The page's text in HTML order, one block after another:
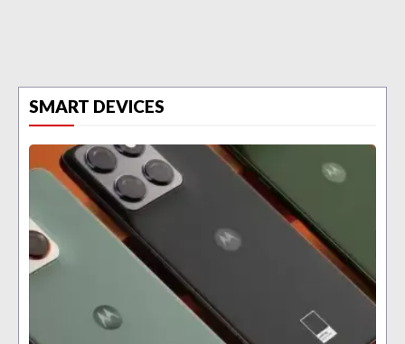
SMART DEVICES